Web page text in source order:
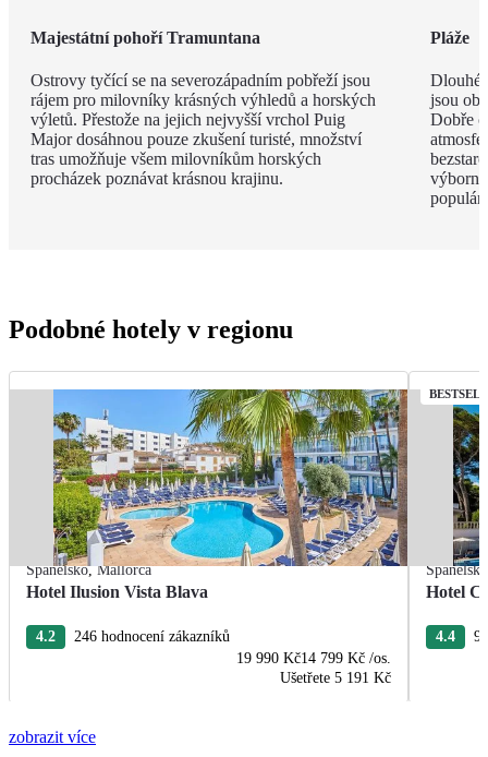
Majestátní pohoří Tramuntana
Ostrovy tyčící se na severozápadním pobřeží jsou
rájem pro milovníky krásných výhledů a horských
výletů. Přestože na jejich nejvyšší vrchol Puig
Major dosáhnou pouze zkušení turisté, množství
tras umožňuje všem milovníkům horských
procházek poznávat krásnou krajinu.
Pláže
Dlouhé
jsou
Dobře
Podobné hotely v regionu
Španělsko,Mallorca
Hotel Ilusion Vista Blava
4.2
246 hodnocení zákazníků
19 990 Kč14 799 Kč /os.
Ušetřete 5 191 Kč
Španělsko
Hotel
4.4
zobrazit více